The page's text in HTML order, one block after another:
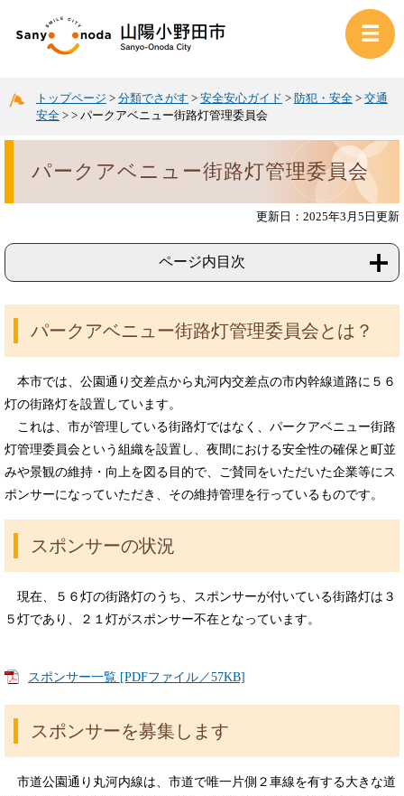
トップページ > 分類でさがす > 安全安心ガイド > 防犯・安全 > 交通
安全 > > パークアベニュー街路灯管理委員会
パークアベニュー街路灯管理委員会
更新日：2025年3月5日更新
ページ内目次
パークアベニュー街路灯管理委員会とは？
本市では、公園通り交差点から丸河内交差点の市内幹線道路に５６
灯の街路灯を設置しています。
これは、市が管理している街路灯ではなく、パークアベニュー街路
灯管理委員会という組織を設置し、夜間における安全性の確保と町並
みや景観の維持・向上を図る目的で、ご賛同をいただいた企業等にス
ポンサーになっていただき、その維持管理を行っているものです。
スポンサーの状況
現在、５６灯の街路灯のうち、スポンサーが付いている街路灯は３
５灯であり、２１灯がスポンサー不在となっています。
スポンサー一覧 [PDFファイル／57KB]
スポンサーを募集します
市道公園通り丸河内線は、市道で唯一片側２車線を有する大きな道